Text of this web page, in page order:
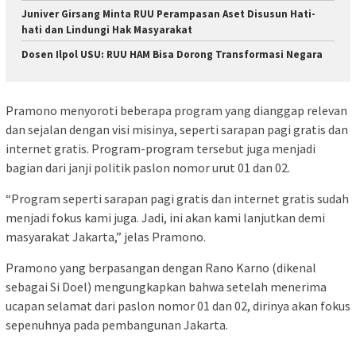
Juniver Girsang Minta RUU Perampasan Aset Disusun Hati-
hati dan Lindungi Hak Masyarakat
Dosen Ilpol USU: RUU HAM Bisa Dorong Transformasi Negara
Pramono menyoroti beberapa program yang dianggap relevan
dan sejalan dengan visi misinya, seperti sarapan pagi gratis dan
internet gratis. Program-program tersebut juga menjadi
bagian dari janji politik paslon nomor urut 01 dan 02.
“Program seperti sarapan pagi gratis dan internet gratis sudah
menjadi fokus kami juga. Jadi, ini akan kami lanjutkan demi
masyarakat Jakarta,” jelas Pramono.
Pramono yang berpasangan dengan Rano Karno (dikenal
sebagai Si Doel) mengungkapkan bahwa setelah menerima
ucapan selamat dari paslon nomor 01 dan 02, dirinya akan fokus
sepenuhnya pada pembangunan Jakarta.